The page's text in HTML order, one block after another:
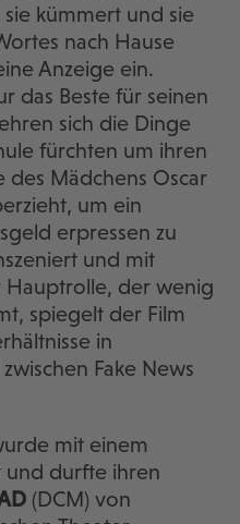
kümmert und sie
nach Hause
Anzeige ein.
das Beste für seinen
sich die Dinge
fürchten um ihren
des Mädchens Oscar
um ein
erpressen zu
und mit
Hauptrolle, der wenig
spiegelt der Film
in
Fake News
mit einem
und durfte ihren
(DCM) von